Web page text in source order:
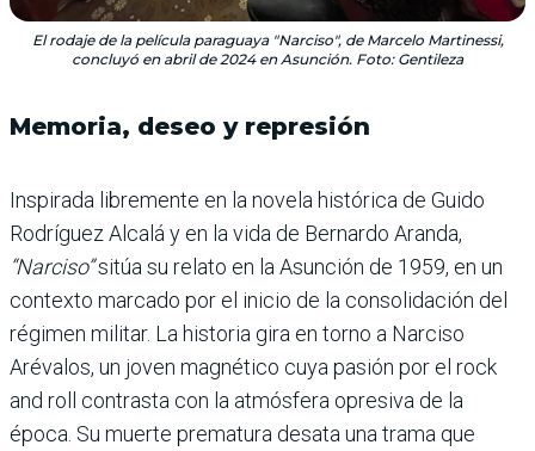
El rodaje de la película paraguaya "Narciso", de Marcelo Martinessi,
concluyó en abril de 2024 en Asunción. Foto: Gentileza
Memoria, deseo y represión
Inspirada libremente en la novela histórica de Guido
Rodríguez Alcalá y en la vida de Bernardo Aranda,
“Narciso”sitúa su relato en la Asunción de 1959, en un
contexto marcado por el inicio de la consolidación del
régimen militar. La historia gira en torno a Narciso
Arévalos, un joven magnético cuya pasión por el rock
and roll contrasta con la atmósfera opresiva de la
época. Su muerte prematura desata una trama que